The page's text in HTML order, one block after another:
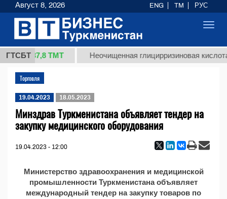
ГТСБТ
1 (кг.) 37,8 ТМТ Неочищенная глицирризиновая
Торговля
19.04.2023 18.05.2023
Минздрав Туркменистана объявляет тендер на
закупку медицинского оборудования
19.04.2023 - 12:00
Министерство здравоохранения и медицинской
промышленности Туркменистана объявляет
международный тендер на закупку товаров по
Август 8, 2026 ENG TM РУС